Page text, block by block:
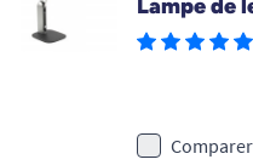
Lampe de
Comparer